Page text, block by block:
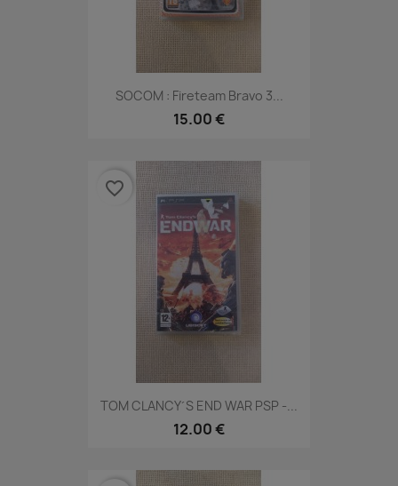
SOCOM : Fireteam Bravo 3...
15.00 €
TOM CLANCY´S END WAR PSP -...
12.00 €
favorite_border